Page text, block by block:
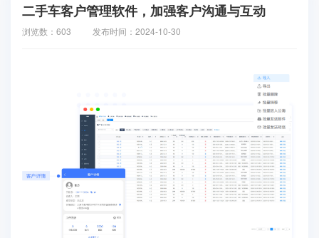
二手车客户管理软件，加强客户沟通与互动
浏览数：603 发布时间：2024-10-30